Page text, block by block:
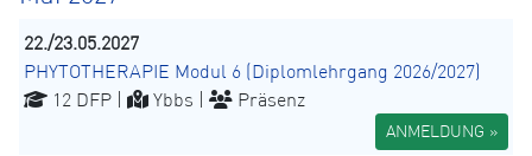
22./23.05.2027
PHYTOTHERAPIE Modul 6 (Diplomlehrgang 2026/2027)
12 DFP |
Ybbs | Präsenz
ANMELDUNG »